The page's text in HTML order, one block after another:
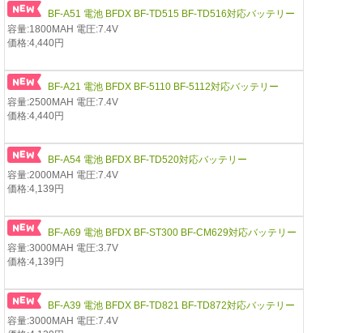
BF-A51 電池 BFDX BF-TD515 BF-TD516対応バッテリー
容量:1800MAH 電圧:7.4V
価格:4,440円
BF-A21 電池 BFDX BF-5110 BF-5112対応バッテリー
容量:2500MAH 電圧:7.4V
価格:4,440円
BF-A54 電池 BFDX BF-TD520対応バッテリー
容量:2000MAH 電圧:7.4V
価格:4,139円
BF-A69 電池 BFDX BF-ST300 BF-CM629対応バッテリー
容量:3000MAH 電圧:3.7V
価格:4,139円
BF-A39 電池 BFDX BF-TD821 BF-TD872対応バッテリー
容量:3000MAH 電圧:7.4V